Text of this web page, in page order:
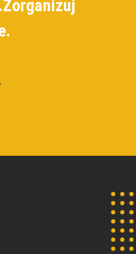
Zorganizuj